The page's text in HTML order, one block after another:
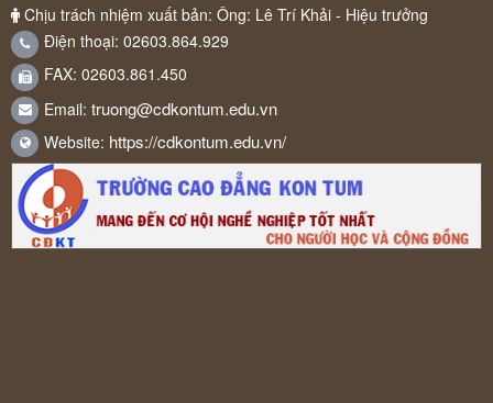
Chịu trách nhiệm xuất bản: Ông: Lê Trí Khải - Hiệu trưởng
Điện thoại: 02603.864.929
FAX: 02603.861.450
Email: truong@cdkontum.edu.vn
Website: https://cdkontum.edu.vn/